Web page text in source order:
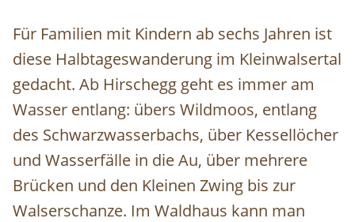
Für Familien mit Kindern ab sechs Jahren ist
diese Halbtageswanderung im Kleinwalsertal
gedacht. Ab Hirschegg geht es immer am
Wasser entlang: übers Wildmoos, entlang
des Schwarzwasserbachs, über Kessellöcher
und Wasserfälle in die Au, über mehrere
Brücken und den Kleinen Zwing bis zur
Walserschanze. Im Waldhaus kann man